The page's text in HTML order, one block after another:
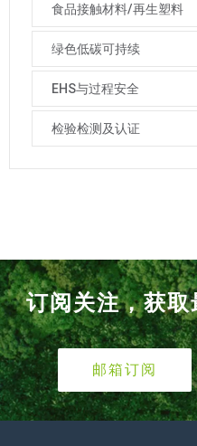
食品接触材料/再生塑料
绿色低碳可持续
EHS与过程安全
检验检测及认证
订阅关注，获
邮箱订阅